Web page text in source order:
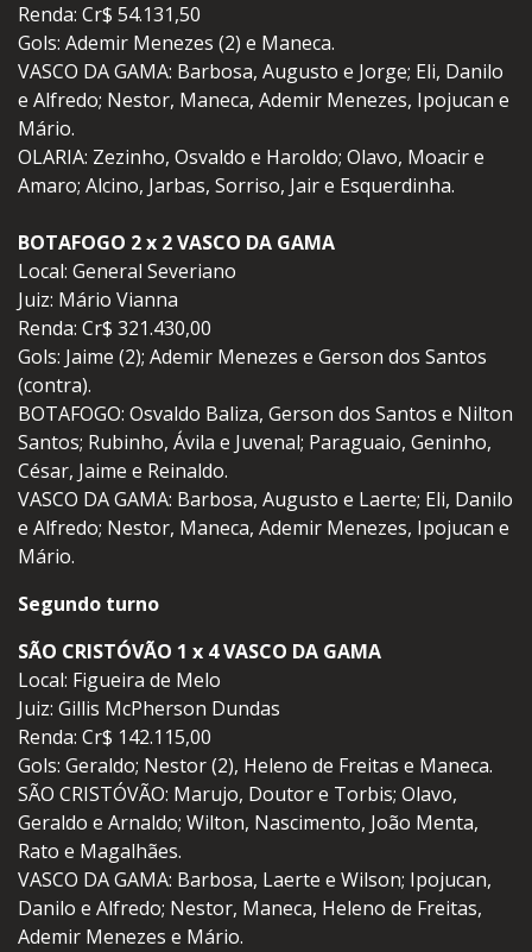
Renda: Cr$ 54.131,50
Gols: Ademir Menezes (2) e Maneca.
VASCO DA GAMA: Barbosa, Augusto e Jorge; Eli, Danilo
e Alfredo; Nestor, Maneca, Ademir Menezes, Ipojucan e
Mário.
OLARIA: Zezinho, Osvaldo e Haroldo; Olavo, Moacir e
Amaro; Alcino, Jarbas, Sorriso, Jair e Esquerdinha.
BOTAFOGO 2 x 2 VASCO DA GAMA
Local: General Severiano
Juiz: Mário Vianna
Renda: Cr$ 321.430,00
Gols: Jaime (2); Ademir Menezes e Gerson dos Santos
(contra).
BOTAFOGO: Osvaldo Baliza, Gerson dos Santos e Nilton
Santos; Rubinho, Ávila e Juvenal; Paraguaio, Geninho,
César, Jaime e Reinaldo.
VASCO DA GAMA: Barbosa, Augusto e Laerte; Eli, Danilo
e Alfredo; Nestor, Maneca, Ademir Menezes, Ipojucan e
Mário.
Segundo turno
SÃO CRISTÓVÃO 1 x 4 VASCO DA GAMA
Local: Figueira de Melo
Juiz: Gillis McPherson Dundas
Renda: Cr$ 142.115,00
Gols: Geraldo; Nestor (2), Heleno de Freitas e Maneca.
SÃO CRISTÓVÃO: Marujo, Doutor e Torbis; Olavo,
Geraldo e Arnaldo; Wilton, Nascimento, João Menta,
Rato e Magalhães.
VASCO DA GAMA: Barbosa, Laerte e Wilson; Ipojucan,
Danilo e Alfredo; Nestor, Maneca, Heleno de Freitas,
Ademir Menezes e Mário.